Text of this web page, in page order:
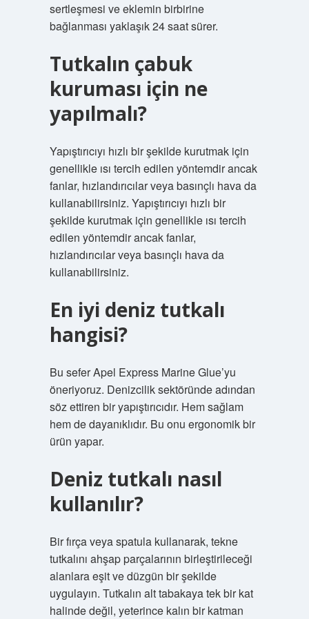
sertleşmesi ve eklemin birbirine
bağlanması yaklaşık 24 saat sürer.
Tutkalın çabuk
kuruması için ne
yapılmalı?
Yapıştırıcıyı hızlı bir şekilde kurutmak için
genellikle ısı tercih edilen yöntemdir ancak
fanlar, hızlandırıcılar veya basınçlı hava da
kullanabilirsiniz. Yapıştırıcıyı hızlı bir
şekilde kurutmak için genellikle ısı tercih
edilen yöntemdir ancak fanlar,
hızlandırıcılar veya basınçlı hava da
kullanabilirsiniz.
En iyi deniz tutkalı
hangisi?
Bu sefer Apel Express Marine Glue’yu
öneriyoruz. Denizcilik sektöründe adından
söz ettiren bir yapıştırıcıdır. Hem sağlam
hem de dayanıklıdır. Bu onu ergonomik bir
ürün yapar.
Deniz tutkalı nasıl
kullanılır?
Bir fırça veya spatula kullanarak, tekne
tutkalını ahşap parçalarının birleştirileceği
alanlara eşit ve düzgün bir şekilde
uygulayın. Tutkalın alt tabakaya tek bir kat
halinde değil, yeterince kalın bir katman